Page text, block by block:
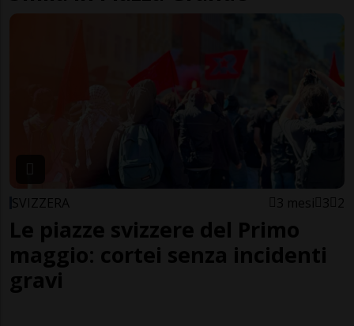
SVIZZERA 3 mesi 3 2
Le piazze svizzere del Primo
maggio: cortei senza incidenti
gravi